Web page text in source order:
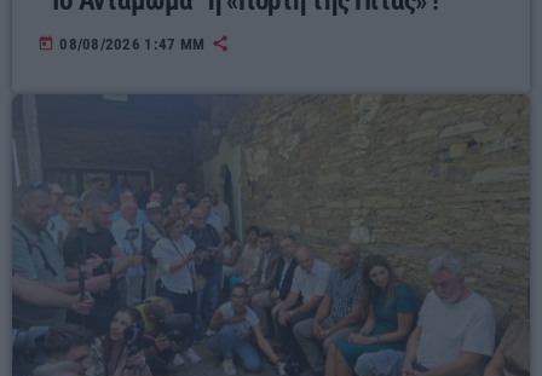
today 08/08/2026 1:47 ΜΜ